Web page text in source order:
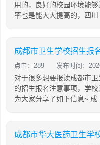
用的，良好的校园环境能
率也是能大大提高的，四川
成都市卫生学校招生报
点击：289 发布时间：
对于很多想要报读成都市
的招生报名注意事项，学
为大家分享了如下信息~ 成
成都市华大医药卫生学